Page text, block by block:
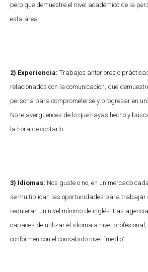
pero que demuestre el nivel académico de la
esta área.
2) Experiencia: Trabajos anteriores o
relacionados con la comunicación, que
persona para comprometerse y progresar en
No te avergüences de lo que hayas hecho y
la hora de contarlo.
3) Idiomas: Nos guste o no, en un mercado
se multiplican las oportunidades para trabajar
requieran un nivel mínimo de inglés. Las
capaces de utilizar el idioma a nivel profesional,
conformen con el consabido nivel “medio”.